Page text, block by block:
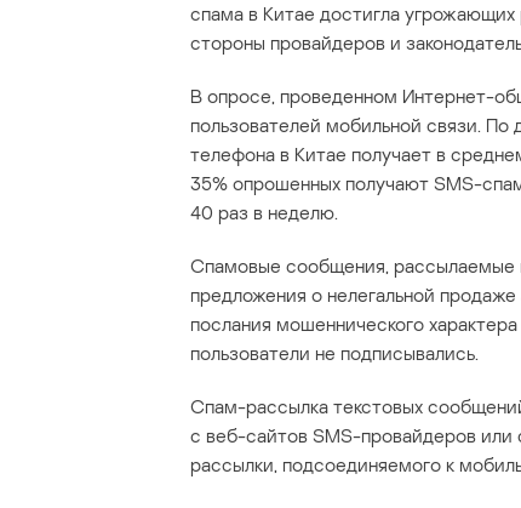
спама в Китае достигла
стороны провайдеров и
В опросе, проведенном Интернет-
пользователей мобильной связи.
телефона в Китае получает в
35% опрошенных получают SMS-
40 раз в неделю.
Спамовые сообщения, рассылаемые
предложения о нелегальной
послания мошеннического
пользователи не подписывались.
Спам-рассылка текстовых
с веб-сайтов SMS-провайдеров
рассылки, подсоединяемого к